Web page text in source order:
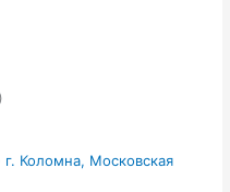
г. Коломна, Московская